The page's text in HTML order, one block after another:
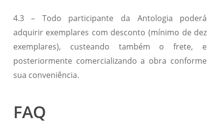
4.3 – Todo participante da Antologia poderá
adquirir exemplares com desconto (mínimo de dez
exemplares), custeando também o frete, e
posteriormente comercializando a obra conforme
sua conveniência.
FAQ